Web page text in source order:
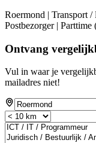
Roermond | Transport
Postbezorger |
Ontvang
Vul in waar je
mailadres niet!